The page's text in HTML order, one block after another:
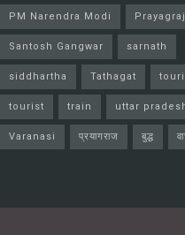
PM Narendra Modi Prayagraj
Santosh Gangwar sarnath
siddhartha Tathagat
tourist train uttar
Varanasi प्रयागराज बुद्ध